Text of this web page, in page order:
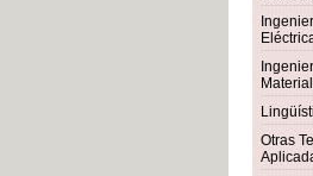
Otras